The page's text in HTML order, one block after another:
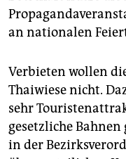
an nationalen
Verbieten wollen
Thaiwiese nicht.
sehr
gesetzliche
in der